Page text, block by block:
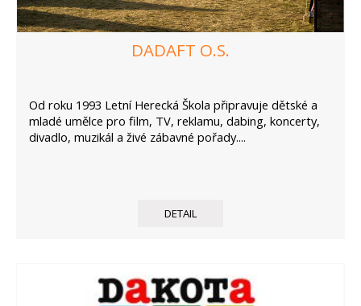
DADAFT O.S.
Od roku 1993 Letní Herecká Škola připravuje dětské a
mladé umělce pro film, TV, reklamu, dabing, koncerty,
divadlo, muzikál a živé zábavné pořady....
DETAIL